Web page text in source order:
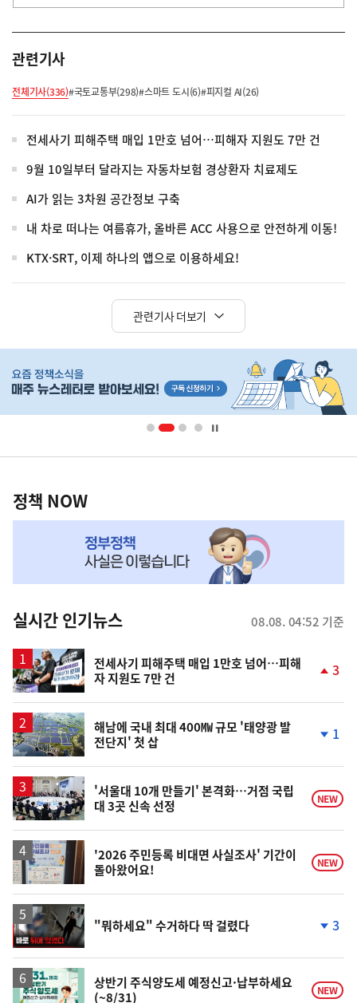
관련기사
전체기사(336)#국토교통부(298)#스마트 도시(6)#피지컬 AI(26)
전세사기 피해주택 매입 1만호 넘어…피해자 지원도 7만 건
9월 10일부터 달라지는 자동차보험 경상환자 치료제도
AI가 읽는 3차원 공간정보 구축
내 차로 떠나는 여름휴가, 올바른 ACC 사용으로 안전하게 이동!
KTX·SRT, 이제 하나의 앱으로 이용하세요!
관련기사 더보기
단
배
영
책
NOW,
뉴
스
정책 NOW
실시간 인기뉴스 08.08. 04:52 기준
전세사기 피해주택 매입 1만호 넘어…피해
자 지원도 7만 건
계
3
해남에 국내 최대 400㎿ 규모 '태양광 발
전단지' 첫 삽
계
락
1
'서울대 10개 만들기' 본격화…거점 국립
대 3곳 신속 선정
NEW
'2026 주민등록 비대면 사실조사' 기간이
돌아왔어요!
NEW
영
상
"뭐하세요" 수거하다 딱 걸렸다
계
락
3
상반기 주식양도세 예정신고·납부하세요
(~8/31)
NEW